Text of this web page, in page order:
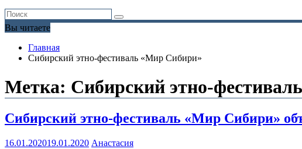
Вы читаете
Главная
Сибирский этно-фестиваль «Мир Сибири»
Метка: Сибирский этно-
Сибирский этно-фестиваль «Мир Сибири»
16.01.202019.01.2020 Анастасия